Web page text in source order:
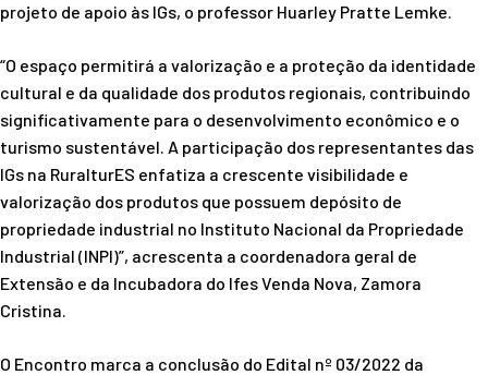
projeto de apoio às IGs, o professor Huarley Pratte Lemke.
“O espaço permitirá a valorização e a proteção da identidade
cultural e da qualidade dos produtos regionais, contribuindo
significativamente para o desenvolvimento econômico e o
turismo sustentável. A participação dos representantes das
IGs na RuralturES enfatiza a crescente visibilidade e
valorização dos produtos que possuem depósito de
propriedade industrial no Instituto Nacional da Propriedade
Industrial (INPI)”, acrescenta a coordenadora geral de
Extensão e da Incubadora do Ifes Venda Nova, Zamora
Cristina.
O Encontro marca a conclusão do Edital nº 03/2022 da